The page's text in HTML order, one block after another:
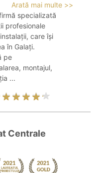
Arată mai multe >>
specializată
profesionale
care își
în Galați.
pe
montajul,
...
Centrale